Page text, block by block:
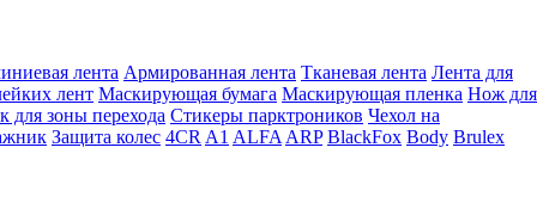
лента Армированная лента Тканевая лента Лента для
лент Маскирующая бумага Маскирующая пленка Нож для
для зоны перехода Стикеры парктроников Чехол на
Защита колес 4CR A1 ALFA ARP BlackFox Body Brulex